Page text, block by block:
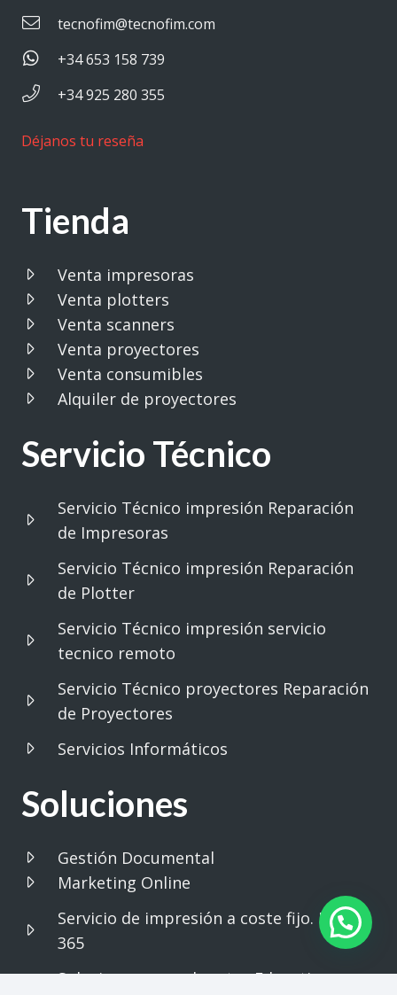
tecnofim@tecnofim.com
+34 653 158 739
+34 925 280 355
Déjanos tu reseña
Tienda
Venta impresoras
Venta plotters
Venta scanners
Venta proyectores
Venta consumibles
Alquiler de proyectores
Servicio Técnico
Servicio Técnico impresión Reparación
de Impresoras
Servicio Técnico impresión Reparación
de Plotter
Servicio Técnico impresión servicio
tecnico remoto
Servicio Técnico proyectores Reparación
de Proyectores
Servicios Informáticos
Soluciones
Gestión Documental
Marketing Online
Servicio de impresión a coste fijo. Print
365
Soluciones para el sector Educativo.